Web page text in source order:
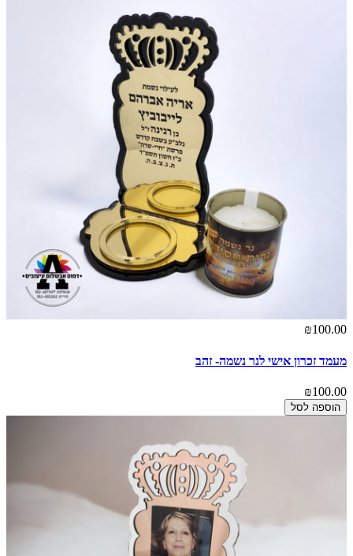
₪100.00
מעמד זכרון אישי לנר נשמה- זהב
₪100.00
הוספה לסל